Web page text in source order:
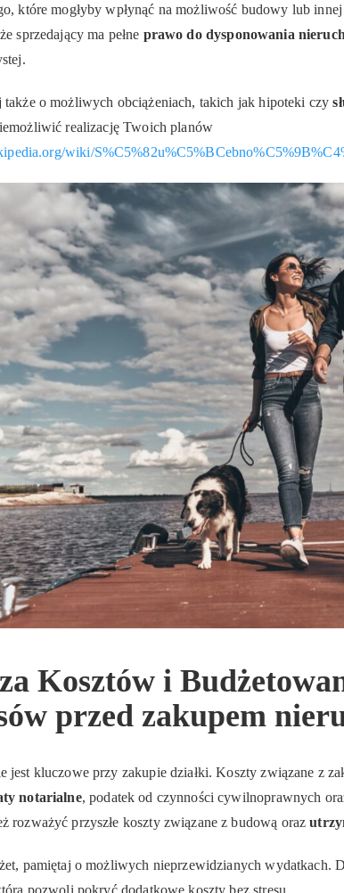
które mogłyby wpłynąć na możliwość budowy lub
sprzedający ma pełne prawo do dysponowania
także o możliwych obciążeniach, takich jak hipoteki czy
realizację Twoich planów
wiki/
Kosztów i
przed zakupem
jest kluczowe przy zakupie działki. Koszty związane z
notarialne, podatek od czynności cywilnoprawnych
rozważyć przyszłe koszty związane z budową oraz
pamiętaj o możliwych nieprzewidzianych wydatkach.